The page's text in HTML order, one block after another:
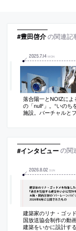
#豊田啓介の関連記
2025.7.14 MON
落合陽一とNOIZに
の「null²」。“いのち
施設。バーチャルと
利用の可能性”を持
て“動的な建築”も実現
#インタビューの関
2026.8.02 SUN
建築家のリナ・ゴッ
国放送協会制作の動
建築をいかに設計す